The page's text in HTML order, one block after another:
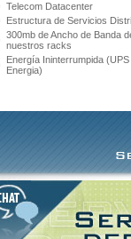
Telecom Datacenter
Estructura de Servicios
300mb de Ancho de Banda
nuestros racks
Energía Ininterrumpida
Energia)